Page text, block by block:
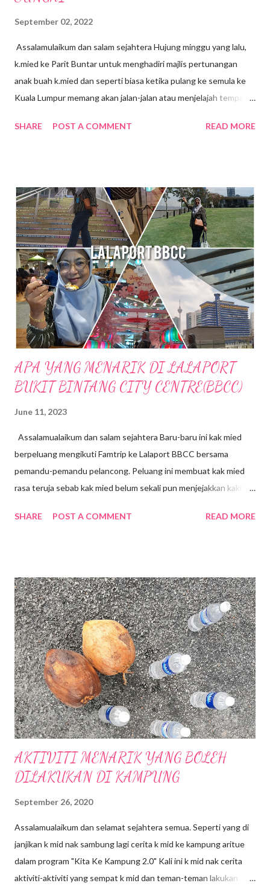
September 02, 2022
Assalamulaikum dan salam sejahtera Hujung minggu yang lalu,
k.mied ke Parit Buntar untuk menghadiri majlis pertunangan
anak buah k.mied dan seperti biasa ketika pulang ke semula ke
Kuala Lumpur memang akan jalan-jalan atau menjelajah tempat-
k mied decide nak ke Daerah Batu Kurau , Taiping Perak .
kabin pertama di Batu Kurau. Berhampiran Gunung Sempeneh ,
sungai dan hutan sudah tentu menjanjikan penginapan yang
nyaman dan dekat dengan alam semulajadi . Ketika k.mied tiba di
Sempeneh Riverfront, hujan turun dengan lebat sekali, sungai
berhampiran chalet yang tadinya tenang kini di melimpah dengan
air dari bukit. Bila air semakin deras kedengaran siren amaran di
bunyikan untuk memberi amaran pada pengunjung supaya j...
SHARE POST A COMMENT READ MORE
APA YANG MENARIK DI LALAPORT
BUKIT BINTANG CITY CENTRE(BBCC)
June 11, 2023
Assalamualaikum dan salam sejahtera Baru-baru ini kak mied
berpeluang mengikuti Famtrip ke Lalaport BBCC bersama
pemandu-pemandu pelancong. Peluang ini membuat kak mied
rasa teruja sebab kak mied belum sekali pun menjejakkan kaki ke
Terletak di tengah-tengah Bandar, kawasan Bukit Bintang.
masuk atau pintu gerbang Penjara Pudu masih dikekalkan
sebagai tinggalan sejarah lalu. Mall ini mengenengahkan konsep
" Modern Simplicity" yang sinonim dengan tradisi Jepun dengan
gabungan fasiliti komersial, pejabat , kediaman, hotel dan lain-
lain. Merupakan fasiliti luar negara yang pertama di Asia
Tenggara oleh Mitsui Fudosan Co. Ltd.(Mitsui Fudosan) .
Terdapat 400 kedai untuk penyewaaan di Mall ini, serta
penampilan kedai-keda...
SHARE POST A COMMENT READ MORE
AKTIVITI MENARIK YANG BOLEH
DILAKUKAN DI KAMPUNG
September 26, 2020
Assalamualaikum dan selamat sejahtera semua. Seperti yang di
janjikan k mid nak sambung lagi cerita k mid ke kampung aritue
dalam program "Kita Ke Kampung 2.0" Kali ini k mid nak cerita
aktiviti-aktiviti yang sempat k mid dan teman-teman lakukan